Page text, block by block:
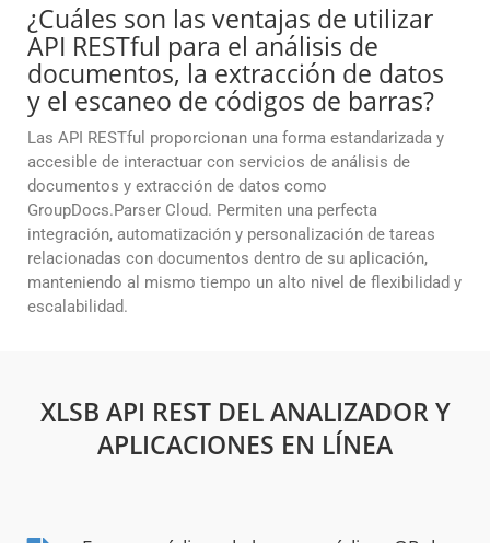
¿Cuáles son las ventajas de utilizar
API RESTful para el análisis de
documentos, la extracción de datos
y el escaneo de códigos de barras?
Las API RESTful proporcionan una forma estandarizada y
accesible de interactuar con servicios de análisis de
documentos y extracción de datos como
GroupDocs.Parser Cloud. Permiten una perfecta
integración, automatización y personalización de tareas
relacionadas con documentos dentro de su aplicación,
manteniendo al mismo tiempo un alto nivel de flexibilidad y
escalabilidad.
XLSB API REST DEL ANALIZADOR Y
APLICACIONES EN LÍNEA